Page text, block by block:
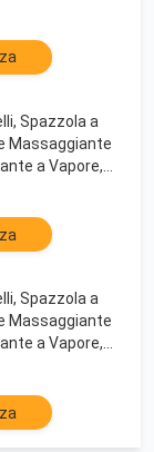
capelli,
voltaggio
Spazzola a
Massaggiante
a Vapore,
Ricci
Spazzola a
Massaggiante
a Vapore,
Ricci